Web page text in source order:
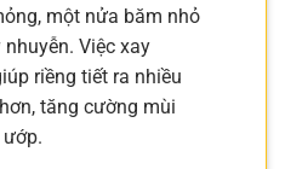
một nửa băm nhỏ
nhuyễn. Việc xay
riềng tiết ra nhiều
tăng cường mùi